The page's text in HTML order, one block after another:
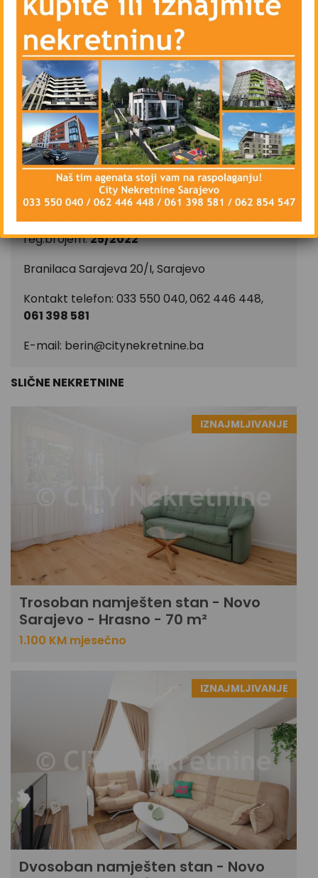
– Blindirana vrata, Interfon
– Priključke digitalne televizije i interneta
– Parking u blizini zgrade – javni
Stan se iznajmljuje namješten, isključivo na duži
vremenski period, ugovorna obaveza od
najmanje godinu dana.
CIJENA: 700 KM
CITY Nekretnine d.o.o.
Upisan u registar posrednika kod FMT pod
reg.brojem:25/2022
Branilaca Sarajeva 20/I, Sarajevo
Kontakt telefon: 033 550 040,062 446 448,
061 398 581
E-mail: berin@citynekretnine.ba
SLIČNE NEKRETNINE
IZNAJMLJIVANJE
Trosoban namješten stan - Novo
Sarajevo - Hrasno - 70 m²
1.100 KM mjesečno
IZNAJMLJIVANJE
Dvosoban namješten stan - Novo